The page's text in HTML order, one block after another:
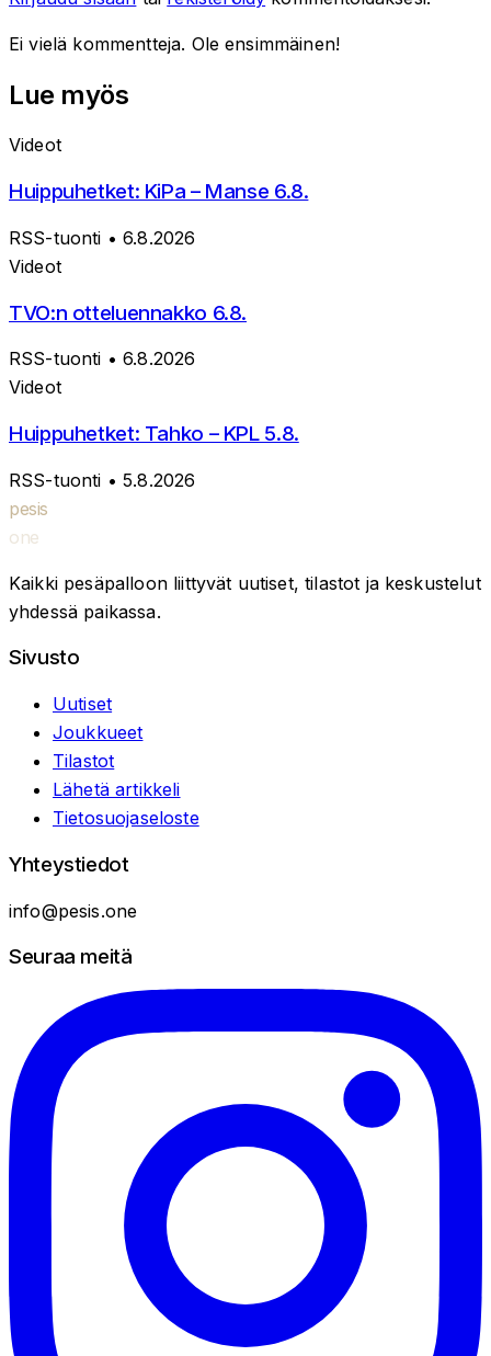
Ei vielä kommentteja. Ole ensimmäinen!
Lue myös
Videot
Huippuhetket: KiPa – Manse 6.8.
RSS-tuonti • 6.8.2026
Videot
TVO:n otteluennakko 6.8.
RSS-tuonti • 6.8.2026
Videot
Huippuhetket: Tahko – KPL 5.8.
RSS-tuonti • 5.8.2026
pesis
one
Kaikki pesäpalloon liittyvät uutiset, tilastot ja keskustelut
yhdessä paikassa.
Sivusto
Uutiset
Joukkueet
Tilastot
Lähetä artikkeli
Tietosuojaseloste
Yhteystiedot
info@pesis.one
Seuraa meitä